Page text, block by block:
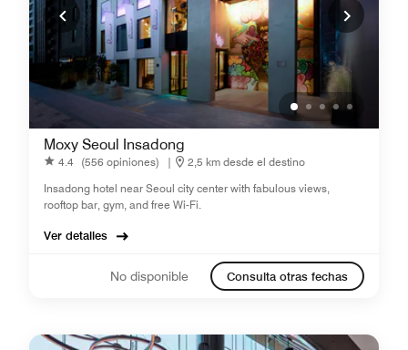
Moxy Seoul Insadong
4.4 (556 opiniones) |
2,5 km desde el destino
Insadong hotel near Seoul city center with fabulous views,
rooftop bar, gym, and free Wi-Fi.
Ver detalles
No disponible Consulta otras fechas